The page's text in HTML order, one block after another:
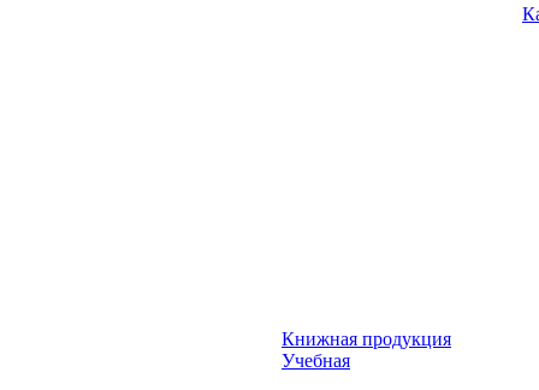
Книжная продукция
Учебная